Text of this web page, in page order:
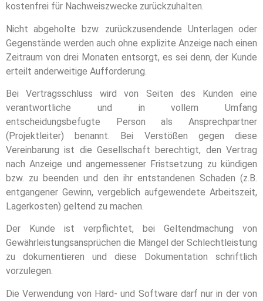
kostenfrei für Nachweiszwecke zurückzuhalten.
Nicht abgeholte bzw. zurückzusendende Unterlagen oder
Gegenstände werden auch ohne explizite Anzeige nach einen
Zeitraum von drei Monaten entsorgt, es sei denn, der Kunde
erteilt anderweitige Aufforderung.
Bei Vertragsschluss wird von Seiten des Kunden eine
verantwortliche und in vollem Umfang
entscheidungsbefugte Person als Ansprechpartner
(Projektleiter) benannt. Bei Verstößen gegen diese
Vereinbarung ist die Gesellschaft berechtigt, den Vertrag
nach Anzeige und angemessener Fristsetzung zu kündigen
bzw. zu beenden und den ihr entstandenen Schaden (z.B.
entgangener Gewinn, vergeblich aufgewendete Arbeitszeit,
Lagerkosten) geltend zu machen.
Der Kunde ist verpflichtet, bei Geltendmachung von
Gewährleistungsansprüchen die Mängel der Schlechtleistung
zu dokumentieren und diese Dokumentation schriftlich
vorzulegen.
Die Verwendung von Hard- und Software darf nur in der von